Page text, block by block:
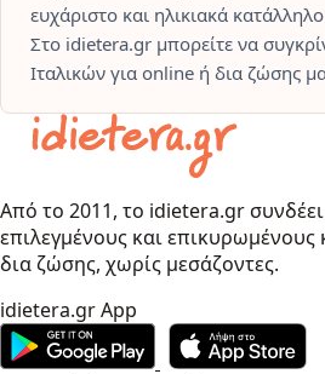
ευχάριστο και ηλικιακά
Στο idietera.gr μπορείτε να
Ιταλικών για online ή δια ζώσης
Από το 2011, το idietera.gr
επιλεγμένους και
δια ζώσης, χωρίς μεσάζοντες.
idietera.gr App